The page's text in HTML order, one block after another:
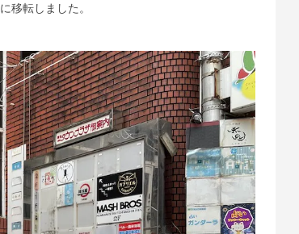
移転しました。